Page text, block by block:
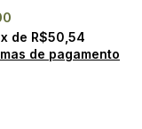
x de R$50,54
de pagamento